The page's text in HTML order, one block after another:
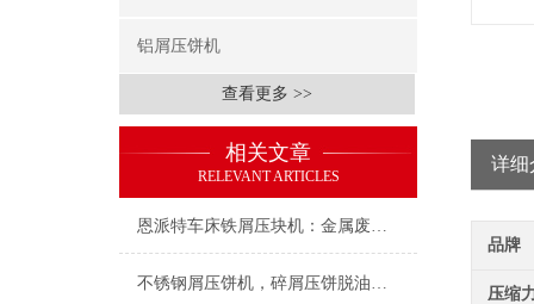
铝屑压饼机
查看更多 >>
相关文章
RELEVANT ARTICLES
恩派特车床铁屑压块机：金属废料处理新风尚
不锈钢屑压饼机，碎屑压饼脱油的好设备
详细
品牌
压缩